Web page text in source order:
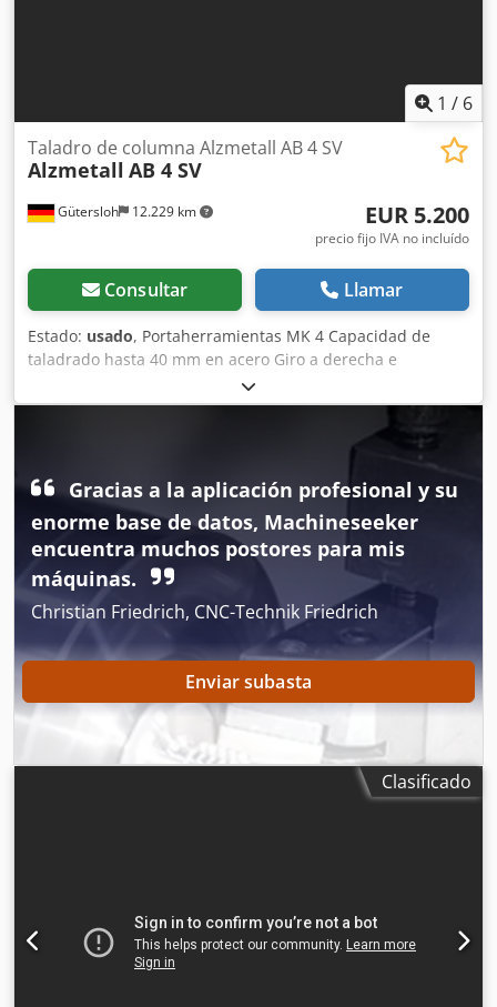
1 / 6
Gütersloh 12.229 km
Taladro de columna Alzmetall AB 4 SV
Alzmetall AB 4 SV
EUR 5.200
precio fijo IVA no incluído
Consultar Llamar
Estado: usado, Portaherramientas MK 4 Capacidad de
taladrado hasta 40 mm en acero Giro a derecha e
izquierda Chsdpfx Aezh Ivyofdea Ajuste continuo de la
velocidad con indicador Avance automático
Gracias a la aplicación profesional y su
enorme base de datos, Machineseeker
encuentra muchos postores para mis
máquinas.
Christian Friedrich, CNC-Technik Friedrich
Enviar subasta
Clasificado